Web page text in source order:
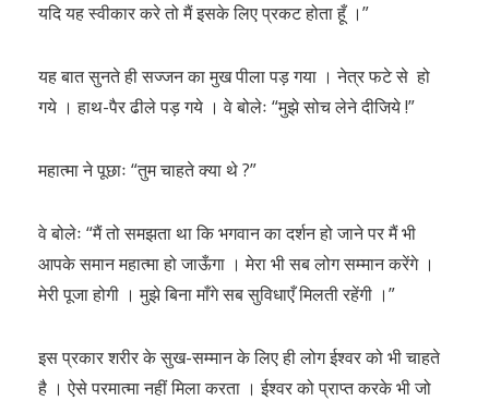
यदि यह स्वीकार करे तो मैं इसके लिए प्रकट होता हूँ ।”
यह बात सुनते ही सज्जन का मुख पीला पड़ गया । नेत्र फटे से हो
गये । हाथ-पैर ढीले पड़ गये । वे बोलेः “मुझे सोच लेने दीजिये !”
महात्मा ने पूछाः “तुम चाहते क्या थे ?”
वे बोलेः “मैं तो समझता था कि भगवान का दर्शन हो जाने पर मैं भी
आपके समान महात्मा हो जाऊँगा । मेरा भी सब लोग सम्मान करेंगे ।
मेरी पूजा होगी । मुझे बिना माँगे सब सुविधाएँ मिलती रहेंगी ।”
इस प्रकार शरीर के सुख-सम्मान के लिए ही लोग ईश्वर को भी चाहते
है । ऐसे परमात्मा नहीं मिला करता । ईश्वर को प्राप्त करके भी जो